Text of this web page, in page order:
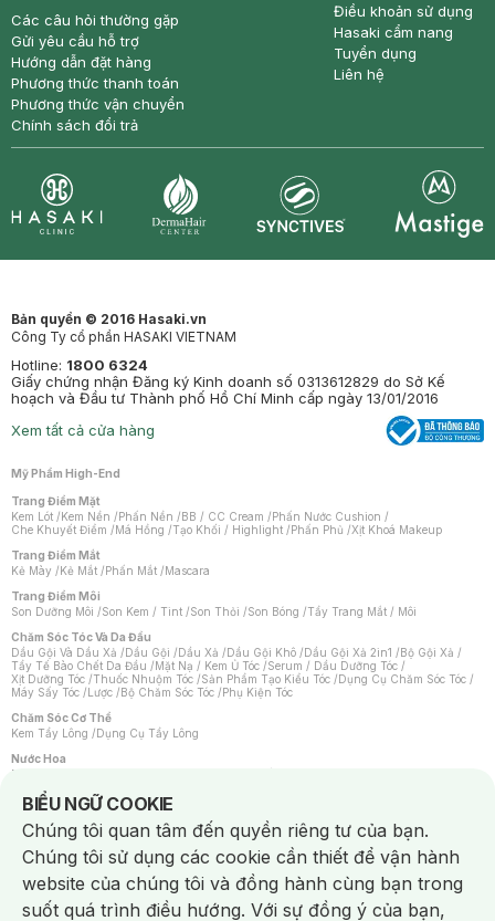
Các câu hỏi thường gặp
Gửi yêu cầu hỗ trợ
Hướng dẫn đặt hàng
Phương thức thanh toán
Phương thức vận chuyển
Chính sách đổi trả
Điều khoản sử dụng
Hasaki cẩm nang
Tuyển dụng
Liên hệ
Bản quyền © 2016 Hasaki.vn
Công Ty cổ phần HASAKI VIETNAM
Hotline: 1800 6324
Giấy chứng nhận Đăng ký Kinh doanh số 0313612829 do Sở Kế
hoạch và Đầu tư Thành phố Hồ Chí Minh cấp ngày 13/01/2016
Xem tất cả cửa hàng
Mỹ Phẩm High-End
Trang Điểm Mặt
Kem Lót /Kem Nền /Phấn Nền /BB / CC Cream /Phấn Nước Cushion /
Che Khuyết Điểm /Má Hồng /Tạo Khối / Highlight /Phấn Phủ /Xịt Khoá Makeup
Trang Điểm Mắt
Kẻ Mày /Kẻ Mắt /Phấn Mắt /Mascara
Trang Điểm Môi
Son Dưỡng Môi /Son Kem / Tint /Son Thỏi /Son Bóng /Tẩy Trang Mắt / Môi
Chăm Sóc Tóc Và Da Đầu
Dầu Gội Và Dầu Xả /Dầu Gội /Dầu Xả /Dầu Gội Khô /Dầu Gội Xả 2in1 /Bộ Gội Xả /
Tẩy Tế Bào Chết Da Đầu /Mặt Nạ / Kem Ủ Tóc /Serum / Dầu Dưỡng Tóc /
Xịt Dưỡng Tóc /Thuốc Nhuộm Tóc /Sản Phẩm Tạo Kiểu Tóc /Dụng Cụ Chăm Sóc Tóc /
Máy Sấy Tóc /Lược /Bộ Chăm Sóc Tóc /Phụ Kiện Tóc
Chăm Sóc Cơ Thể
Kem Tẩy Lông /Dụng Cụ Tẩy Lông
Nước Hoa
Nước Hoa Nữ
Chăm Sóc Cá Nhân
Chống Muỗi /Khẩu Trang /Máy Massage/Mặt Nạ Xông Hơi /Nước Rửa Tay/
Sản Phẩm Chăm Sóc Khác /Bàn Chải Đánh Răng /Bàn Chải Điện/
Hỗ Trợ Trắng Răng/Kem Đánh Răng /Máy Tăm Nước/ Nước Súc Miệng/
Tăm / Chỉ Nha Khoa/ Xịt Thơm Miệng / Dung Dịch Vệ Sinh/Dưỡng Vùng Kín/
Khăn Ướt Vệ Sinh Vùng Kín/Băng Vệ Sinh/Tampon/Bọt Cạo Râu /Dao Cạo Râu/
Máy Cạo Râu
BIỂU NGỮ COOKIE
Notice about cookies usage
Chúng tôi quan tâm đến quyền riêng tư của bạn.
Chúng tôi sử dụng các cookie cần thiết để vận hành
website của chúng tôi và đồng hành cùng bạn trong
suốt quá trình điều hướng. Với sự đồng ý của bạn,